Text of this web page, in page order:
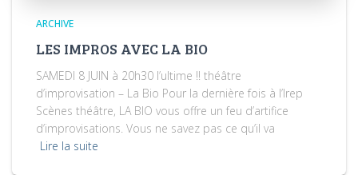
ARCHIVE
LES IMPROS AVEC LA BIO
SAMEDI 8 JUIN à 20h30 l’ultime !! théâtre
d’improvisation – La Bio Pour la dernière fois à l’Irep
Scènes théâtre, LA BIO vous offre un feu d’artifice
d’improvisations. Vous ne savez pas ce qu’il va
Lire la suite